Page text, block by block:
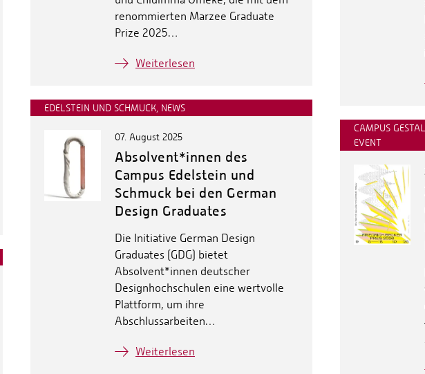
renommierten Marzee Graduate
Prize 2025…
Weiterlesen
EDELSTEIN UND SCHMUCK, NEWS
07. August 2025
Absolvent*innen des
Campus Edelstein und
Schmuck bei den German
Design Graduates
Die Initiative German Design
Graduates (GDG) bietet
Absolvent*innen deutscher
Designhochschulen eine wertvolle
Plattform, um ihre
Abschlussarbeiten…
Weiterlesen
CAMPUS
EVENT